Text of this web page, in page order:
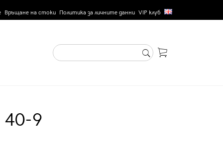
Връщане на стоки Политика за личните данни VIP клуб
40-9